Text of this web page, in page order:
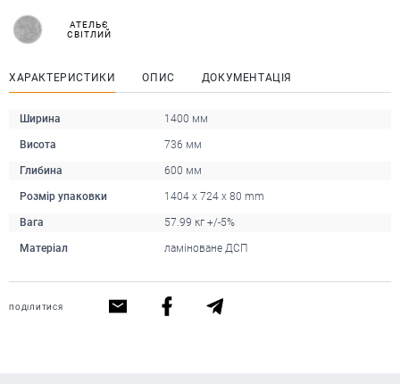
АТЕЛЬЄ
СВІТЛИЙ
ХАРАКТЕРИСТИКИ ОПИС ДОКУМЕНТАЦІЯ
Ширина 1400 мм
Висота 736 мм
Глибина 600 мм
Розмір упаковки 1404 x 724 x 80 mm
Вага 57.99 кг +/-5%
Матеріал ламіноване ДСП
ПОДІЛИТИСЯ